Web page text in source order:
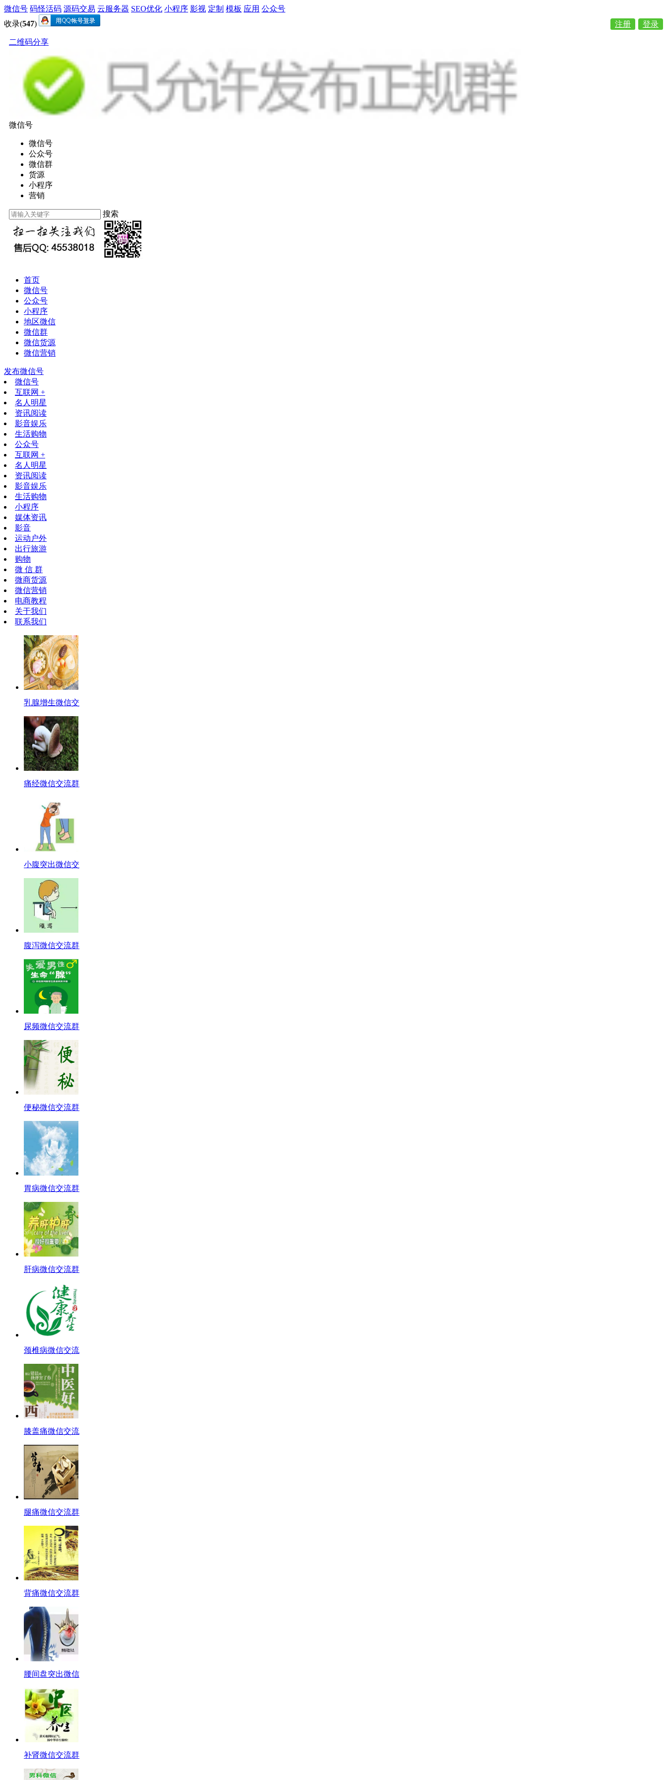
微信号 码怪活码 源码交易 云服务器 SEO优化 小程序 影视 定制 模板 应用 公众号
收录(547) 登录
注册
二维码分享
微信号
微信号
公众号
微信群
货源
小程序
营销
搜索
首页
微信号
公众号
小程序
地区微信
微信群
微信货源
微信营销
发布微信号
微信号
互联网 +
名人明星
资讯阅读
影音娱乐
生活购物
公众号
互联网 +
名人明星
资讯阅读
影音娱乐
生活购物
小程序
媒体资讯
影音
运动户外
出行旅游
购物
微 信 群
微商货源
微信营销
电商教程
关于我们
联系我们
乳腺增生微信交
痛经微信交流群
小腹突出微信交
腹泻微信交流群
尿频微信交流群
便秘微信交流群
胃病微信交流群
肝病微信交流群
颈椎病微信交流
膝盖痛微信交流
腿痛微信交流群
背痛微信交流群
腰间盘突出微信
补肾微信交流群